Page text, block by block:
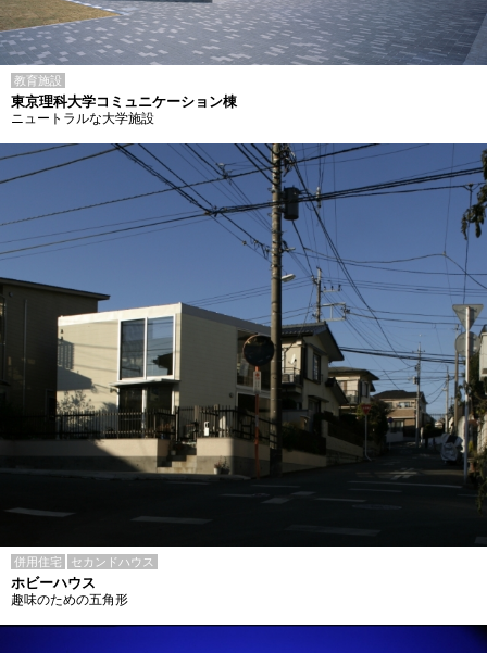
教育施設
東京理科大学コミュニケーション棟
ニュートラルな大学施設
併用住宅 セカンドハウス
ホビーハウス
趣味のための五角形